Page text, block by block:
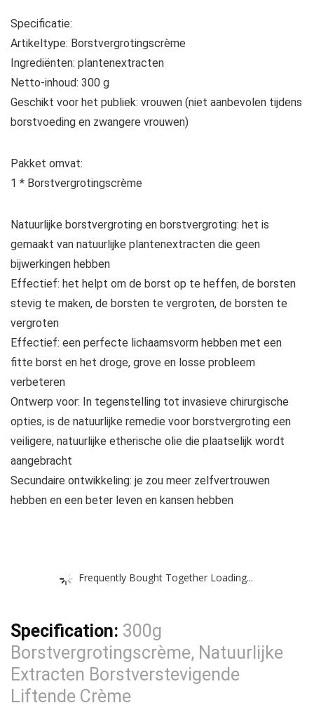
Specificatie:
Artikeltype: Borstvergrotingscrème
Ingrediënten: plantenextracten
Netto-inhoud: 300 g
Geschikt voor het publiek: vrouwen (niet aanbevolen tijdens
borstvoeding en zwangere vrouwen)
Pakket omvat:
1 * Borstvergrotingscrème
Natuurlijke borstvergroting en borstvergroting: het is
gemaakt van natuurlijke plantenextracten die geen
bijwerkingen hebben
Effectief: het helpt om de borst op te heffen, de borsten
stevig te maken, de borsten te vergroten, de borsten te
vergroten
Effectief: een perfecte lichaamsvorm hebben met een
fitte borst en het droge, grove en losse probleem
verbeteren
Ontwerp voor: In tegenstelling tot invasieve chirurgische
opties, is de natuurlijke remedie voor borstvergroting een
veiligere, natuurlijke etherische olie die plaatselijk wordt
aangebracht
Secundaire ontwikkeling: je zou meer zelfvertrouwen
hebben en een beter leven en kansen hebben
Frequently Bought Together Loading...
Specification: 300g
Borstvergrotingscrème, Natuurlijke
Extracten Borstverstevigende
Liftende Crème